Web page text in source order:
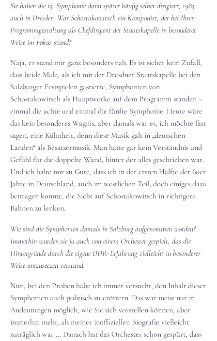
Sie haben die 15. Symphonie dann später häufig selber dirigiert, 1985
auch in Dresden. War Schostakowitsch ein Komponist, der bei Ihrer
Programmgestaltung als Chefdirigent der Staatskapelle in besonderer
Weise im Fokus stand?
Naja, er stand mir ganz besonders nah. Es ist sicher kein Zufall,
dass beide Male, als ich mit der Dresdner Staatskapelle bei den
Salzburger Festspielen gastierte, Symphonien von
Schostakowitsch als Hauptwerke auf dem Programm standen –
einmal die achte und einmal die fünfte Symphonie. Heute wäre
das kein besonderes Wagnis, aber damals war es, ich möchte fast
sagen, eine Kühnheit, denn diese Musik galt in „deutschen
Landen“ als Besatzermusik. Man hatte gar kein Verständnis und
Gefühl für die doppelte Wand, hinter der alles geschrieben war.
Und ich halte mir zu Gute, dass ich in der ersten Hälfte der 60er
Jahre in Deutschland, auch im westlichen Teil, doch einiges dazu
beitragen konnte, die Sicht auf Schostakowitsch in richtigere
Bahnen zu lenken.
Wie sind die Symphonien damals in Salzburg aufgenommen worden?
Immerhin wurden sie ja auch von einem Orchester gespielt, das die
Hintergründe durch die eigene DDR-Erfahrung vielleicht in besonderer
Weise umzusetzen verstand.
Nun, bei den Proben habe ich immer versucht, den Inhalt dieser
Symphonien auch politisch zu erörtern. Das war meist nur in
Andeutungen möglich, wie Sie sich vorstellen können, aber
immerhin mehr, als meiner inoffiziellen Biografie vielleicht
zuträglich war … Danach hat das Orchester schon gespürt, dass